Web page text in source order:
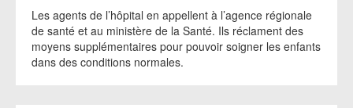
Les agents de l’hôpital en appellent à l’agence régionale
de santé et au ministère de la Santé. Ils réclament des
moyens supplémentaires pour pouvoir soigner les enfants
dans des conditions normales.